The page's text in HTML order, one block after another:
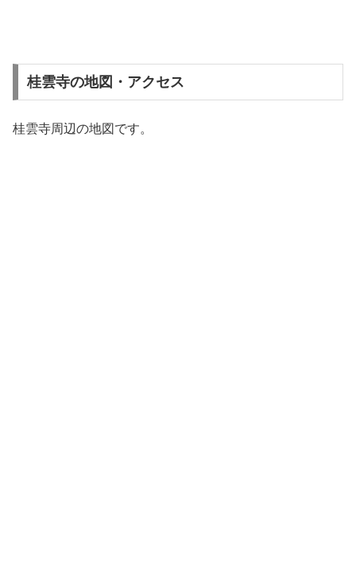
桂雲寺の地図・アクセス
桂雲寺周辺の地図です。